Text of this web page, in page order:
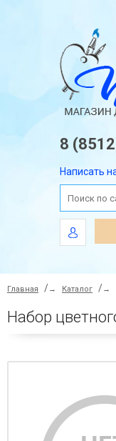
8
Написать
Главная → Каталог →